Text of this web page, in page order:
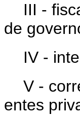
III -
de
IV -
V -
entes